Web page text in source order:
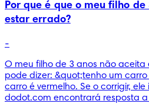
Por que é que o meu filho
estar errado?
-
O meu filho de 3 anos não aceita
pode dizer: &quot;tenho um
carro é vermelho. Se o corrigir, ele
dodot.com encontrará resposta